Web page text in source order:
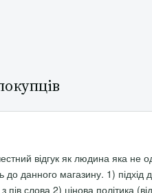
відгук як людина яка не
до данного магазину. 1) підхід
пів слова 2) цінова політика